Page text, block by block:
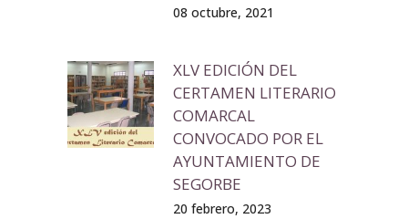
08 octubre, 2021
XLV EDICIÓN DEL
CERTAMEN LITERARIO
COMARCAL
CONVOCADO POR EL
AYUNTAMIENTO DE
SEGORBE
20 febrero, 2023